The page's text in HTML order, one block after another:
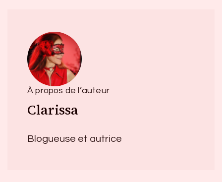
À propos de l’auteur
Clarissa
Blogueuse et autrice